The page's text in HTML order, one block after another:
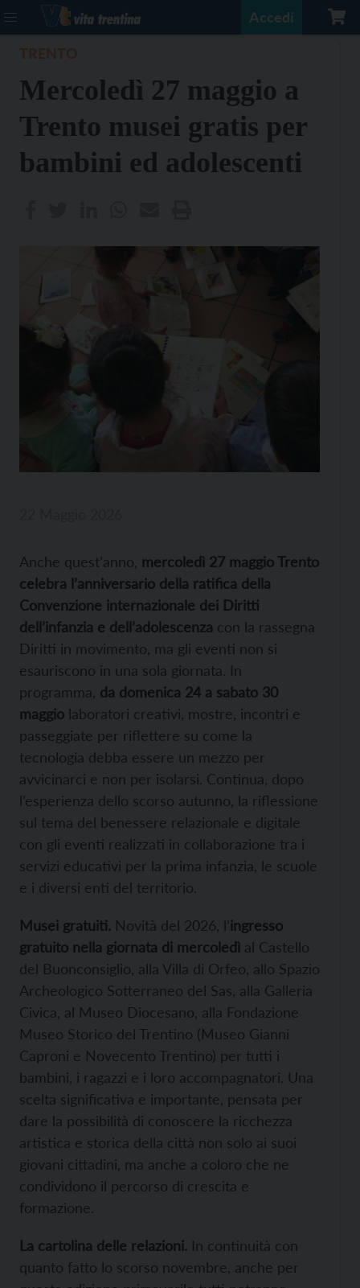
Accedi
Mercoledì 27 maggio a
Trento musei gratis per
bambini ed adolescenti
Anche quest’anno, mercoledì 27 maggio Trento
celebra l’anniversario della ratifica della
Convenzione internazionale dei Diritti
dell’infanzia e dell’adolescenza con la rassegna
Diritti in movimento, ma gli eventi non si
esauriscono in una sola giornata. In
programma, da domenica 24 a sabato 30
maggio laboratori creativi, mostre, incontri e
passeggiate per riflettere su come la
tecnologia debba essere un mezzo per
avvicinarci e non per isolarsi. Continua, dopo
l’esperienza dello scorso autunno, la riflessione
sul tema del benessere relazionale e digitale
con gli eventi realizzati in collaborazione tra i
servizi educativi per la prima infanzia, le scuole
e i diversi enti del territorio.
Musei gratuiti. Novità del 2026, l’ingresso
gratuito nella giornata di mercoledì al Castello
del Buonconsiglio, alla Villa di Orfeo, allo Spazio
Archeologico Sotterraneo del Sas, alla Galleria
Civica, al Museo Diocesano, alla Fondazione
Museo Storico del Trentino (Museo Gianni
Caproni e Novecento Trentino) per tutti i
bambini, i ragazzi e i loro accompagnatori. Una
scelta significativa e importante, pensata per
dare la possibilità di conoscere la ricchezza
artistica e storica della città non solo ai suoi
giovani cittadini, ma anche a coloro che ne
condividono il percorso di crescita e
formazione.
La cartolina delle relazioni. In continuità con
quanto fatto lo scorso novembre, anche per